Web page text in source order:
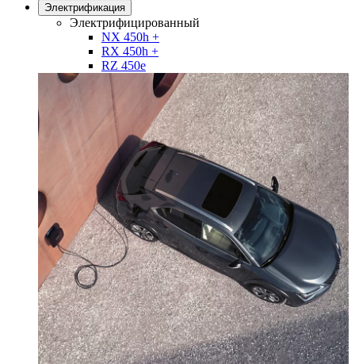
Электрификация
Электрифицированный
NX 450h +
RX 450h +
RZ 450e